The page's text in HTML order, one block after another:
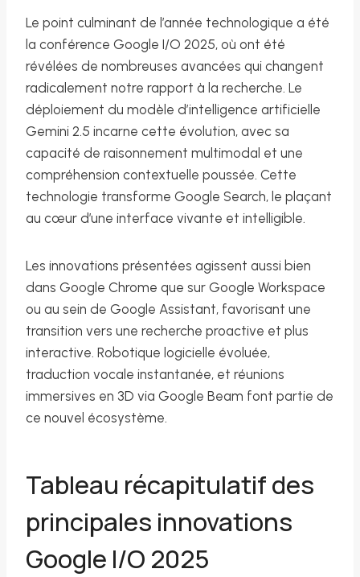
Le point culminant de l’année technologique a été
la conférence Google I/O 2025, où ont été
révélées de nombreuses avancées qui changent
radicalement notre rapport à la recherche. Le
déploiement du modèle d’intelligence artificielle
Gemini 2.5 incarne cette évolution, avec sa
capacité de raisonnement multimodal et une
compréhension contextuelle poussée. Cette
technologie transforme Google Search, le plaçant
au cœur d’une interface vivante et intelligible.
Les innovations présentées agissent aussi bien
dans Google Chrome que sur Google Workspace
ou au sein de Google Assistant, favorisant une
transition vers une recherche proactive et plus
interactive. Robotique logicielle évoluée,
traduction vocale instantanée, et réunions
immersives en 3D via Google Beam font partie de
ce nouvel écosystème.
Tableau récapitulatif des
principales innovations
Google I/O 2025